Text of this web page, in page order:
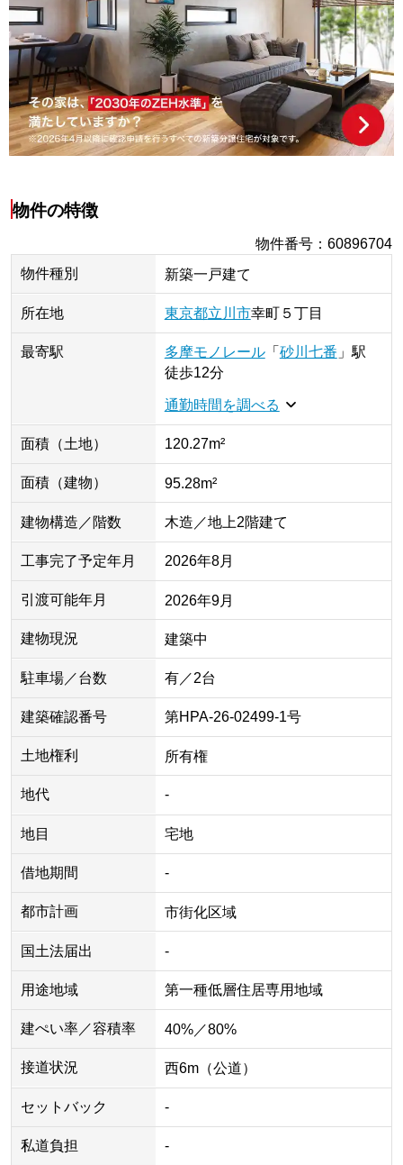
物件の特徴
物件番号 ：60896704
物件種別
新築一戸建て
所在地 東京都立川市幸町５丁目
最寄駅 多摩モノレール「 砂川七番 」 駅
徒歩12分
通勤時間を調べる
面積（土地） 120.27m²
面積（建物） 95.28m²
建物構造／階数 木造／地上2階建て
工事完了予定年月 2026年8月
引渡可能年月 2026年9月
建物現況 建築中
駐車場／台数 有／2台
建築確認番号 第HPA-26-02499-1号
土地権利 所有権
地代 -
地目 宅地
借地期間 -
都市計画 市街化区域
国土法届出 -
用途地域 第一種低層住居専用地域
建ぺい率／容積率 40%／80%
接道状況 西6m（公道）
セットバック -
私道負担 -